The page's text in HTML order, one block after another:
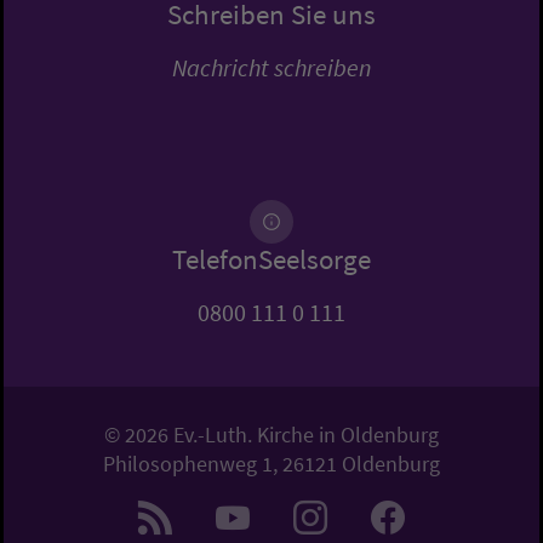
Schreiben Sie uns
Nachricht schreiben
TelefonSeelsorge
0800 111 0 111
© 2026 Ev.-Luth. Kirche in Oldenburg
Philosophenweg 1, 26121 Oldenburg